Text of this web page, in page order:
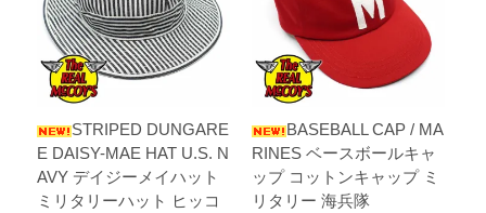
STRIPED DUNGARE
E DAISY-MAE HAT U.S. N
AVY デイジーメイハット
ミリタリーハット ヒッコ
BASEBALL CAP / MA
RINES ベースボールキャ
ップ コットンキャップ ミ
リタリー 海兵隊